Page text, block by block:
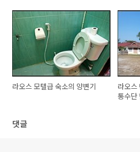
라오스 모텔급 숙소의 양변기
라오스
통수단
댓글